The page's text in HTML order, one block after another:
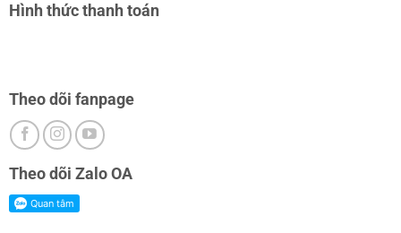
Hình thức thanh toán
Theo dõi fanpage
Theo dõi Zalo OA